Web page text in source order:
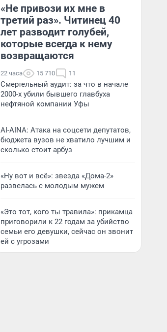
Анастасия Завгородняя
«Не привози их мне в
третий раз». Читинец 40
лет разводит голубей,
которые всегда к нему
возвращаются
22 часа 15 710 11
Смертельный аудит: за что в начале
2000-х убили бывшего главбуха
нефтяной компании Уфы
AI-AINA: Атака на соцсети депутатов,
бюджета вузов не хватило лучшим и
сколько стоит арбуз
«Ну вот и всё»: звезда «Дома-2»
развелась с молодым мужем
«Это тот, кого ты травила»: прикамца
приговорили к 22 годам за убийство
семьи его девушки, сейчас он звонит
ей с угрозами